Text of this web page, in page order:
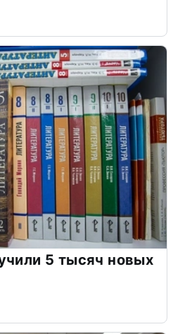
5 тысяч новых